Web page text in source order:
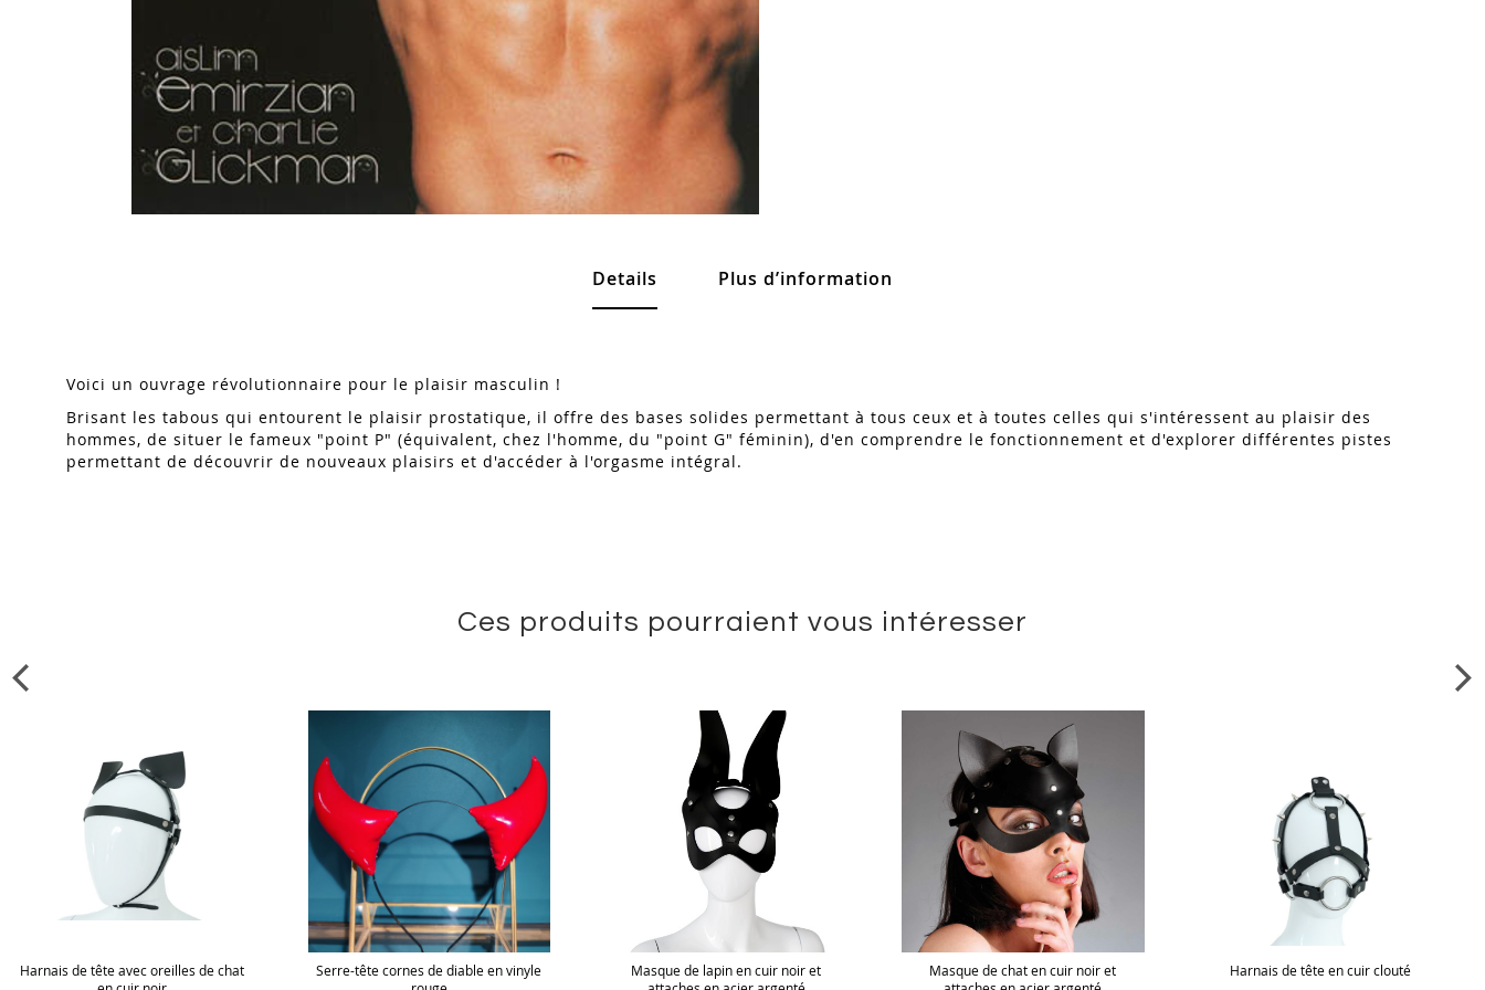
Details
Voici un ouvrage révolutionnaire pour le plaisir masculin !
Brisant les tabous qui entourent le plaisir prostatique, il offre des bases solides permettant à tous ceux et à toutes celles qui s'intéressent au plaisir des
hommes, de situer le fameux "point P" (équivalent, chez l'homme, du "point G" féminin), d'en comprendre le fonctionnement et d'explorer différentes pistes
permettant de découvrir de nouveaux plaisirs et d'accéder à l'orgasme intégral.
Plus d’information
Ces produits pourraient vous intéresser
Harnais de tête avec oreilles de chat
Serre-tête cornes de diable en vinyle
Masque de lapin en cuir noir et
Masque de chat en cuir noir et
Harnais de tête en cuir clouté